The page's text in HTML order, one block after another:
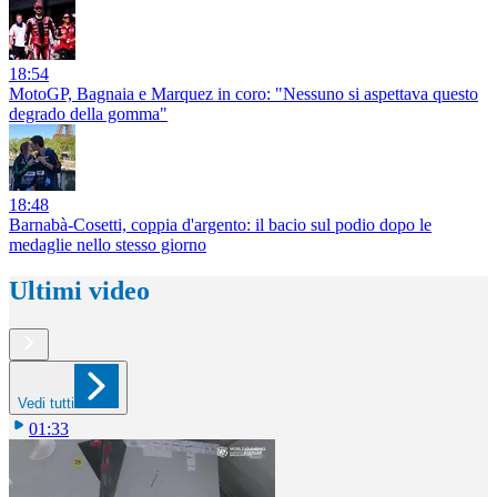
18:54
MotoGP, Bagnaia e Marquez in coro: "Nessuno si aspettava questo
degrado della gomma"
18:48
Barnabà-Cosetti, coppia d'argento: il bacio sul podio dopo le
medaglie nello stesso giorno
Ultimi video
Vedi tutti
01:33